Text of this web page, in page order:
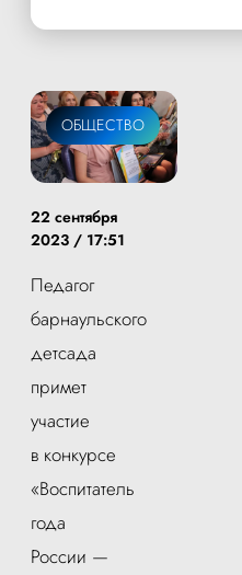
ОБЩЕСТВО
22 сентября
2023 / 17:51
Педагог
барнаульского
детсада
примет
участие
в конкурсе
«Воспитатель
года
России —